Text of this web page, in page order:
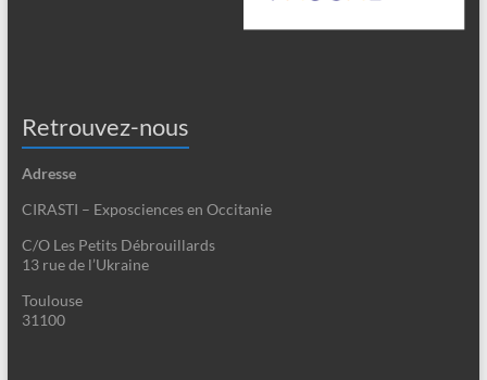
Retrouvez-nous
Adresse
CIRASTI – Exposciences en Occitanie
C/O Les Petits Débrouillards
13 rue de l’Ukraine
Toulouse
31100